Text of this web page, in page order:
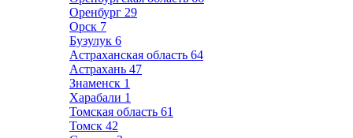
Оренбург 29
Орск 7
Бузулук 6
Астраханская область 64
Астрахань 47
Знаменск 1
Харабали 1
Томская область 61
Томск 42